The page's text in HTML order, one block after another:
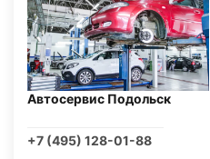
Автосервис Подольск
+7 (495) 128-01-88